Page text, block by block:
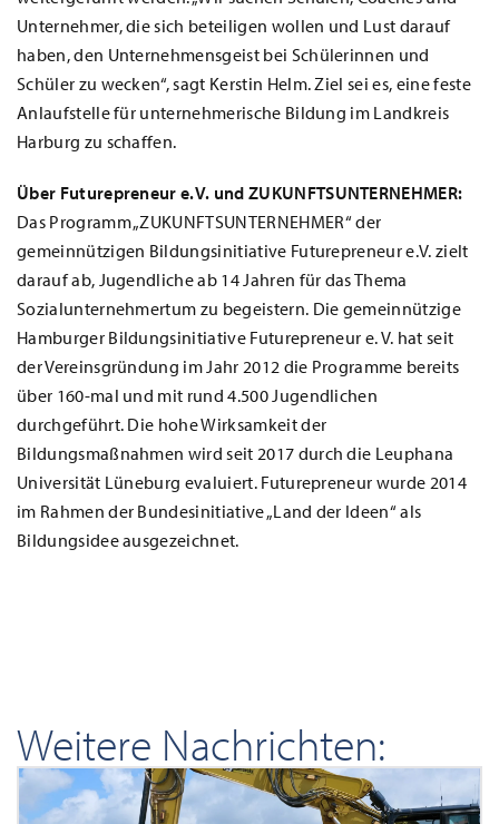
Unternehmer, die sich beteiligen wollen und Lust darauf
haben, den Unternehmensgeist bei Schülerinnen und
Schüler zu wecken“, sagt Kerstin Helm. Ziel sei es, eine feste
Anlaufstelle für unternehmerische Bildung im Landkreis
Harburg zu schaffen.
Über Futurepreneur e.V. und ZUKUNFTSUNTERNEHMER:
Das Programm „ZUKUNFTSUNTERNEHMER“ der
gemeinnützigen Bildungsinitiative Futurepreneur e.V. zielt
darauf ab, Jugendliche ab 14 Jahren für das Thema
Sozialunternehmertum zu begeistern. Die gemeinnützige
Hamburger Bildungsinitiative Futurepreneur e. V. hat seit
der Vereinsgründung im Jahr 2012 die Programme bereits
über 160-mal und mit rund 4.500 Jugendlichen
durchgeführt. Die hohe Wirksamkeit der
Bildungsmaßnahmen wird seit 2017 durch die Leuphana
Universität Lüneburg evaluiert. Futurepreneur wurde 2014
im Rahmen der Bundesinitiative „Land der Ideen“ als
Bildungsidee ausgezeichnet.
Weitere Nachrichten: